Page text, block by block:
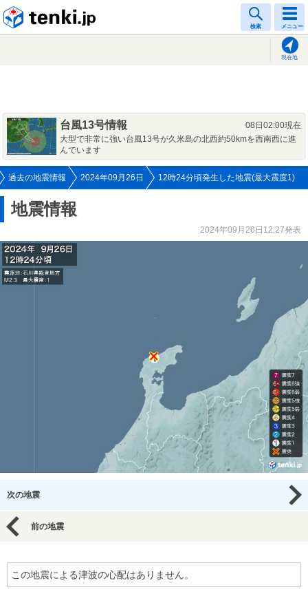
検索 メニュー
現在地
台風13号情報
08日02:00現在
大型で非常に強い台風13号が久米島の北西約50kmを西南西に進
んでいます
過去の地震情報 2024年09月26日 12時24分頃発生した地震(最大震度1)
地震情報
2024年09月26日12:27発表
次の地震
前の地震
この地震による津波の心配はありません。